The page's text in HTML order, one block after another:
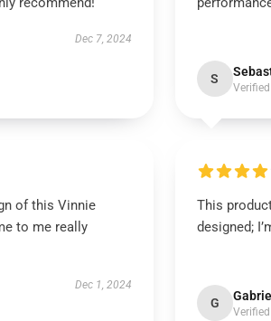
Dec 7, 2024
S
of this Vinnie
to me really
Dec 1, 2024
This
designed;
G Gabriel